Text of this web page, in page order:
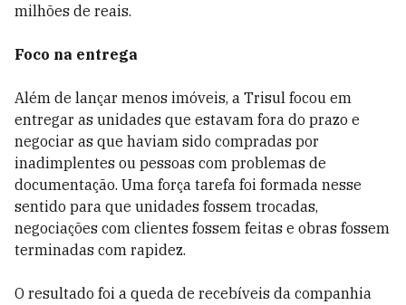
milhões de reais.
Foco na entrega
Além de lançar menos imóveis, a Trisul focou em
entregar as unidades que estavam fora do prazo e
negociar as que haviam sido compradas por
inadimplentes ou pessoas com problemas de
documentação. Uma força tarefa foi formada nesse
sentido para que unidades fossem trocadas,
negociações com clientes fossem feitas e obras fossem
terminadas com rapidez.
O resultado foi a queda de recebíveis da companhia